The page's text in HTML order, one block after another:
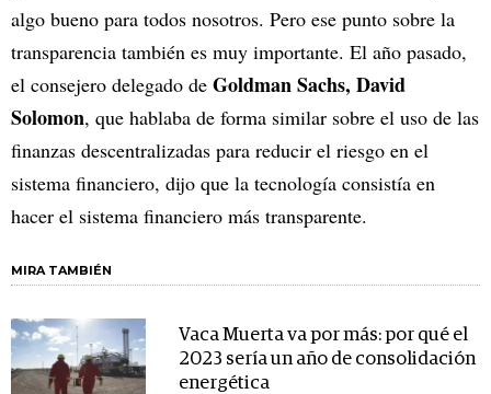
algo bueno para todos nosotros. Pero ese punto sobre la
transparencia también es muy importante. El año pasado,
el consejero delegado de Goldman Sachs, David
Solomon, que hablaba de forma similar sobre el uso de las
finanzas descentralizadas para reducir el riesgo en el
sistema financiero, dijo que la tecnología consistía en
hacer el sistema financiero más transparente.
MIRA TAMBIÉN
Vaca Muerta va por más: por qué el
2023 sería un año de consolidación
energética